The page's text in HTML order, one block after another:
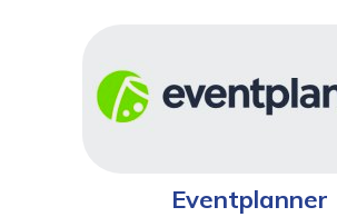
Eventplanner